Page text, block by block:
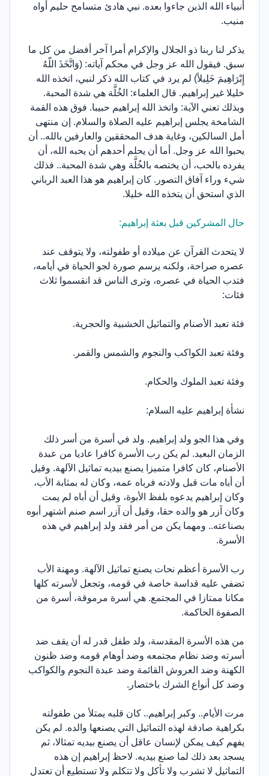
أنبياء الله الذين جاءوا بعده. نبي هادئ متسامح حليم أواه
منيب.
يذكر لنا ربنا ذو الجلال والإكرام أمرا آخر أفضل من كل ما
سبق. فيقول الله عز وجل في محكم آياته: (وَاتَّخَذَ اللّهُ
إِبْرَاهِيمَ خَلِيلاً) لم يرد في كتاب الله ذكر لنبي، اتخذه الله
خليلا غير إبراهيم. قال العلماء: الخُلَّة هي شدة المحبة.
وبذلك تعني الآية: واتخذ الله إبراهيم حبيبا. فوق هذه القمة
الشامخة يجلس إبراهيم عليه الصلاة والسلام. إن منتهى
أمل السالكين، وغاية هدف المحققين والعارفين بالله.. أن
يحبوا الله عز وجل. أما أن يحلم أحدهم أن يحبه الله، أن
يفرده بالحب، أن يختصه بالخُلَّة وهي شدة المحبة.. فذلك
شيء وراء آفاق التصور. كان إبراهيم هو هذا العبد الرباني
الذي استحق أن يتخذه الله خليلا.
حال المشركين قبل بعثة إبراهيم:
لا يتحدث القرآن عن ميلاده أو طفولته، ولا يتوقف عند
عصره صراحة، ولكنه يرسم صورة لجو الحياة في أيامه،
فتدب الحياة في عصره، وترى الناس قد انقسموا ثلاث
فئات:
فئة تعبد الأصنام والتماثيل الخشبية والحجرية.
وفئة تعبد الكواكب والنجوم والشمس والقمر.
وفئة تعبد الملوك والحكام.
نشأة إبراهيم عليه السلام:
وفي هذا الجو ولد إبراهيم. ولد في أسرة من أسر ذلك
الزمان البعيد. لم يكن رب الأسرة كافرا عاديا من عبدة
الأصنام، كان كافرا متميزا يصنع بيديه تماثيل الآلهة. وقيل
أن أباه مات قبل ولادته فرباه عمه، وكان له بمثابة الأب،
وكان إبراهيم يدعوه بلفظ الأبوة، وقيل أن أباه لم يمت
وكان آزر هو والده حقا، وقيل أن آزر اسم صنم اشتهر أبوه
بصناعته.. ومهما يكن من أمر فقد ولد إبراهيم في هذه
الأسرة.
رب الأسرة أعظم نحات يصنع تماثيل الآلهة. ومهنة الأب
تضفي عليه قداسة خاصة في قومه، وتجعل لأسرته كلها
مكانا ممتازا في المجتمع. هي أسرة مرموقة، أسرة من
الصفوة الحاكمة.
من هذه الأسرة المقدسة، ولد طفل قدر له أن يقف ضد
أسرته وضد نظام مجتمعه وضد أوهام قومه وضد ظنون
الكهنة وضد العروش القائمة وضد عبدة النجوم والكواكب
وضد كل أنواع الشرك باختصار.
مرت الأيام.. وكبر إبراهيم.. كان قلبه يمتلأ من طفولته
بكراهية صادقة لهذه التماثيل التي يصنعها والده. لم يكن
يفهم كيف يمكن لإنسان عاقل أن يصنع بيديه تمثالا، ثم
يسجد بعد ذلك لما صنع بيديه. لاحظ إبراهيم إن هذه
التماثيل لا تشرب ولا تأكل ولا تتكلم ولا تستطيع أن تعتدل